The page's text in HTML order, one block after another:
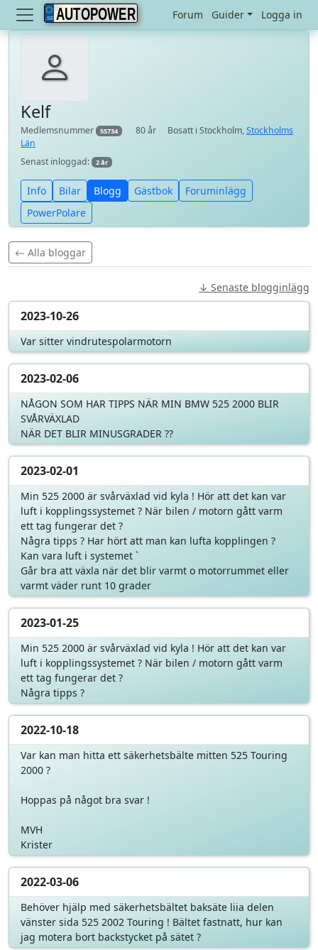
AUTOPOWER Forum Guider Logga in
Kelf
Medlemsnummer 55734 80 år Bosatt i Stockholm,Stockholms
Län
Senast inloggad:
2 år
Info Bilar Blogg Gästbok
Foruminlägg
PowerPolare
Alla bloggar
↓ Senaste blogginlägg
2023-10-26
Var sitter vindrutespolarmotorn
2023-02-06
NÅGON SOM HAR TIPPS NÄR MIN BMW 525 2000 BLIR
SVÅRVÄXLAD
NÄR DET BLIR MINUSGRADER ??
2023-02-01
Min 525 2000 är svårväxlad vid kyla ! Hör att det kan var
luft i kopplingssystemet ? När bilen / motorn gått varm
ett tag fungerar det ?
Några tipps ? Har hört att man kan lufta kopplingen ?
Kan vara luft i systemet `
Går bra att växla när det blir varmt o motorrummet eller
varmt väder runt 10 grader
2023-01-25
Min 525 2000 är svårväxlad vid kyla ! Hör att det kan var
luft i kopplingssystemet ? När bilen / motorn gått varm
ett tag fungerar det ?
Några tipps ?
2022-10-18
Var kan man hitta ett säkerhetsbälte mitten 525 Touring
2000 ?
Hoppas på något bra svar !
MVH
Krister
2022-03-06
Behöver hjälp med säkerhetsbältet baksäte liia delen
vänster sida 525 2002 Touring ! Bältet fastnatt, hur kan
jag motera bort backstycket på sätet ?